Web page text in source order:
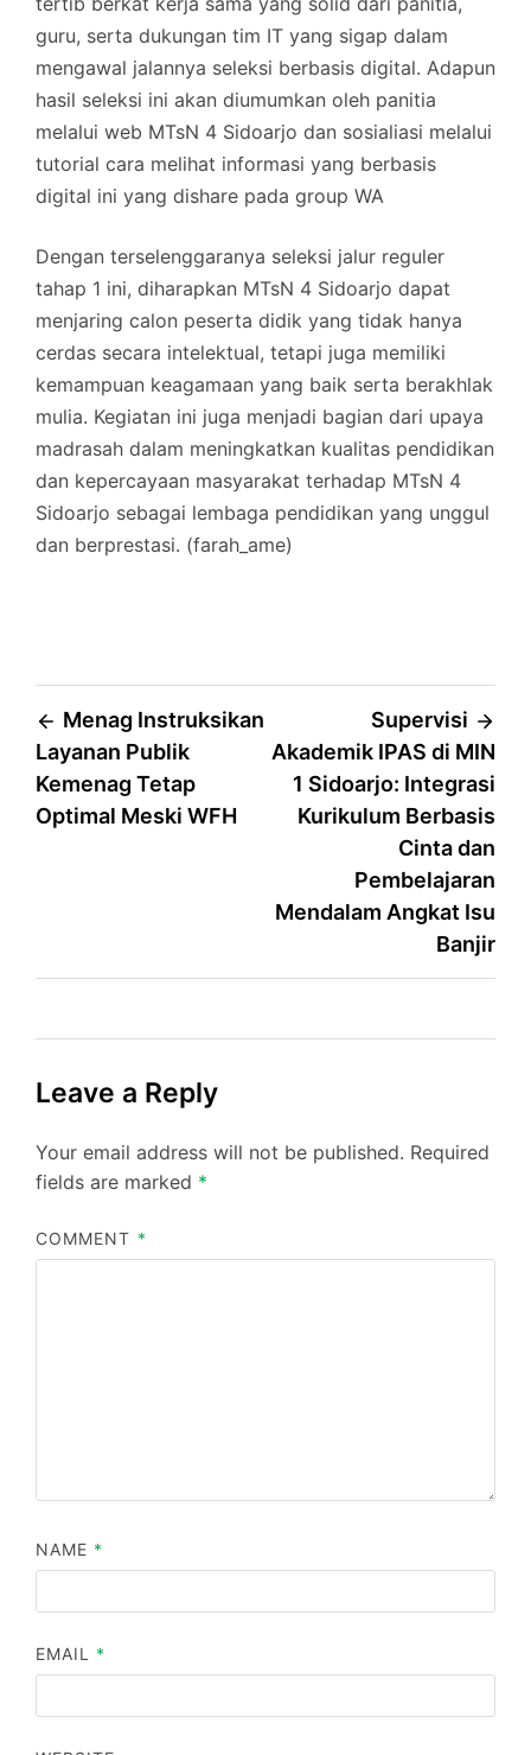
guru, serta dukungan tim IT yang sigap dalam
mengawal jalannya seleksi berbasis digital. Adapun
hasil seleksi ini akan diumumkan oleh panitia
melalui web MTsN 4 Sidoarjo dan sosialiasi melalui
tutorial cara melihat informasi yang berbasis
digital ini yang dishare pada group WA
Dengan terselenggaranya seleksi jalur reguler
tahap 1 ini, diharapkan MTsN 4 Sidoarjo dapat
menjaring calon peserta didik yang tidak hanya
cerdas secara intelektual, tetapi juga memiliki
kemampuan keagamaan yang baik serta berakhlak
mulia. Kegiatan ini juga menjadi bagian dari upaya
madrasah dalam meningkatkan kualitas pendidikan
dan kepercayaan masyarakat terhadap MTsN 4
Sidoarjo sebagai lembaga pendidikan yang unggul
dan berprestasi. (farah_ame)
Post
navigation
Menag Instruksikan
Layanan Publik
Kemenag Tetap
Optimal Meski WFH
Supervisi
Akademik IPAS di MIN
1 Sidoarjo: Integrasi
Kurikulum Berbasis
Cinta dan
Pembelajaran
Mendalam Angkat Isu
Banjir
Leave a Reply
Your email address will not be published. Required
fields are marked *
COMMENT *
NAME *
EMAIL *